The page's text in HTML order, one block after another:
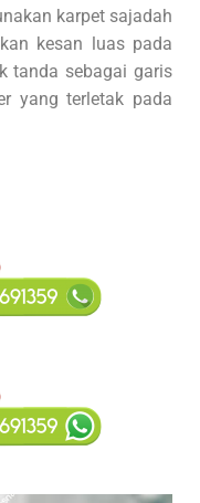
karpet sajadah
kesan luas pada
tanda sebagai garis
yang terletak pada